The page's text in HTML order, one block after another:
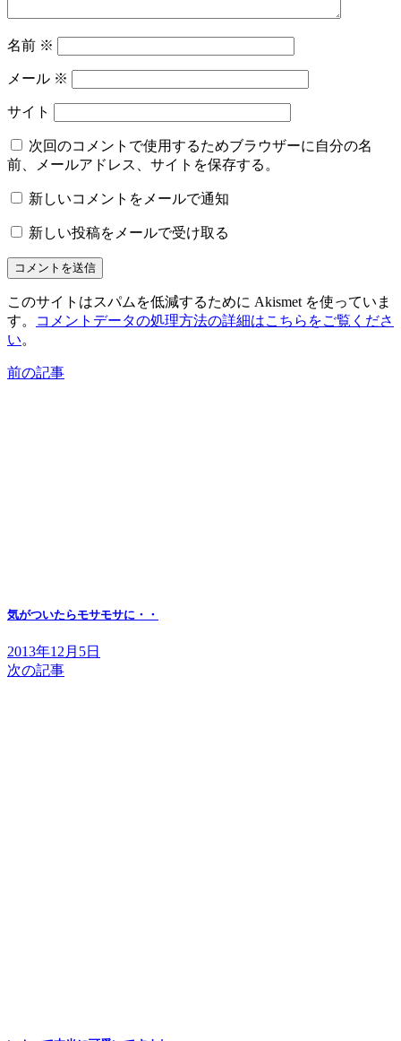
名前 ※
メール ※
サイト
次回のコメントで使用するためブラウザーに自分の名
前、メールアドレス、サイトを保存する。
新しいコメントをメールで通知
新しい投稿をメールで受け取る
このサイトはスパムを低減するために Akismet を使っていま
す。
コメントデータの処理方法の詳細はこちらをご覧くださ
い。
前の記事
気がついたらモサモサに・・
2013年12月5日
次の記事